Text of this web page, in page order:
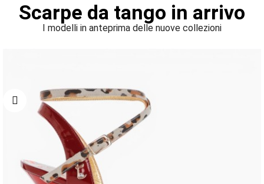
Scarpe da tango in arrivo
I modelli in anteprima delle nuove collezioni